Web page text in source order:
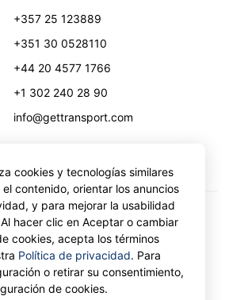
+357 25 123889
+351 30 0528110
+44 20 4577 1766
+1 302 240 28 90
info@gettransport.com
cookies y tecnologías similares
contenido, orientar los anuncios
y para mejorar la usabilidad
hacer clic en Aceptar o cambiar
cookies, acepta los términos
Política de privacidad. Para
o retirar su consentimiento,
de cookies.